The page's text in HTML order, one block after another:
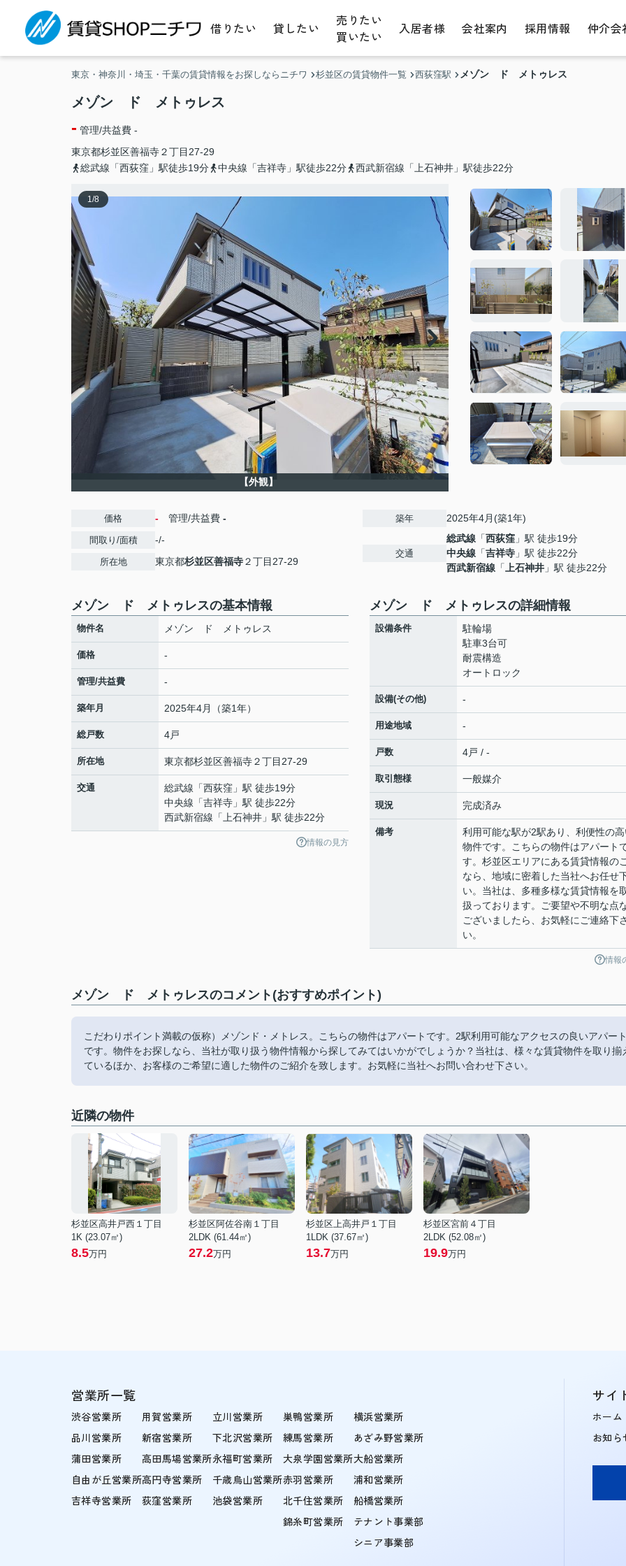
借りたい 貸したい
売りたい
買いたい
入居者様 会社案内 採用情報 仲介会
東京・神奈川・埼玉・千葉の賃貸情報をお探しならニチワ 杉並区の賃貸物件一覧 西荻窪駅 メゾン ド メトゥレス
メゾン ド メトゥレス
- 管理/共益費 -
東京都杉並区善福寺２丁目27-29
総武線「西荻窪」駅徒歩19分
中央線「吉祥寺」駅徒歩22分 西武新宿線「上石神井」駅徒歩22分
1/8
【外観】
価格 - 管理/共益費 -
間取り/面積 -/-
所在地 東京都杉並区善福寺２丁目27-29
築年 2025年4月(築1年)
交通
総武線 「西荻窪 」駅 徒歩19分
中央線 「吉祥寺 」駅 徒歩22分
西武新宿線 「 上石神井 」駅 徒歩22分
メゾン ド メトゥレスの基本情報
物件名 メゾン ド メトゥレス
価格 -
管理/共益費 -
築年月 2025年4月（築1年）
総戸数 4戸
所在地 東京都杉並区善福寺２丁目27-29
交通 総武線 「西荻窪 」駅 徒歩19分
中央線 「吉祥寺 」駅 徒歩22分
西武新宿線 「 上石神井 」駅 徒歩22分
情報の見方
メゾン ド メトゥレスの詳細情報
設備条件
駐輪場
駐車3台可
耐震構造
オートロック
設備(その他) -
用途地域 -
戸数 4戸 / -
取引態様 一般媒介
現況 完成済み
備考
利用可能な駅が2駅あり、利便性の
物件です。こちらの物件はアパート
す。杉並区エリアにある賃貸情報の
なら、地域に密着した当社へお任せ
い。当社は、多種多様な賃貸情報を
扱っております。ご要望や不明な点
ございましたら、お気軽にご連絡下さ
い。
情報
メゾン ド メトゥレスのコメント(おすすめポイント)
こだわりポイント満載の仮称）メゾンド・メトレス。こちらの物件はアパートです。2駅利用可能なアクセスの良いアパート
です。物件をお探しなら、当社が取り扱う物件情報から探してみてはいかがでしょうか？当社は、様々な賃貸物件を取り揃
ているほか、お客様のご希望に適した物件のご紹介を致します。お気軽に当社へお問い合わせ下さい。
近隣の物件
杉並区高井戸西１丁目
1K (23.07㎡)
8.5万円
杉並区阿佐谷南１丁目
2LDK (61.44㎡)
27.2万円
杉並区上高井戸１丁目
1LDK (37.67㎡)
13.7万円
杉並区宮前４丁目
2LDK (52.08㎡)
19.9万円
営業所一覧
渋谷営業所
品川営業所
蒲田営業所
自由が丘営業所
吉祥寺営業所
用賀営業所
新宿営業所
高田馬場営業所
高円寺営業所
荻窪営業所
立川営業所
下北沢営業所
永福町営業所
千歳烏山営業所
池袋営業所
巣鴨営業所
練馬営業所
大泉学園営業所
赤羽営業所
北千住営業所
錦糸町営業所
横浜営業所
あざみ野営業所
大船営業所
浦和営業所
船橋営業所
テナント事業部
シニア事業部
サイ
ホーム
お知ら